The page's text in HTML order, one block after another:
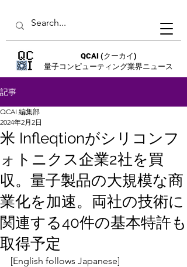
QCAI (クーカイ)
量子コンピューティング業界ニュース
記事
米 Infleqtionがシリコンフ
ォトニクス企業2社を買
収。量子製品の大規模な商
業化を加速。両社の技術に
関連する40件の基本特許も
取得予定
QCAI 編集部
2024年2月2日
[English follows Japanese]